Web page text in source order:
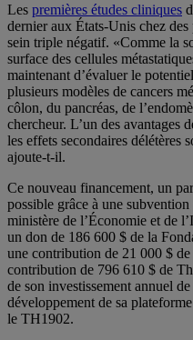
Les premières études cliniques
dernier aux États-Unis chez
sein triple négatif. «Comme la
surface des cellules
maintenant d’évaluer le
plusieurs modèles de cancers
côlon, du pancréas, de
chercheur. L’un des avantages
les effets secondaires délétères
ajoute-t-il.
Ce nouveau financement, un
possible grâce à une
ministère de l’Économie et de
un don de 186 600 $ de la
une contribution de 21 000 $
contribution de 796 610 $ de
de son investissement annuel
développement de sa
le TH1902.